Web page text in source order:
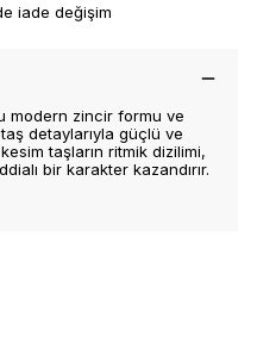
iade değişim
modern zincir formu ve
detaylarıyla güçlü ve
taşların ritmik dizilimi,
bir karakter kazandırır.